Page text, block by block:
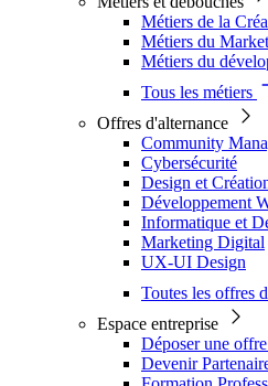
Métiers de la
Métiers du
Métiers du
Tous les métiers
Offres d'alternance
Community
Cybersécurité
Design et
Développement
Informatique et
Marketing Digital
UX-UI Design
Toutes les offres
Espace entreprise
Déposer une
Devenir